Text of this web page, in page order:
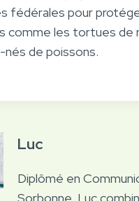
fédérales pour
comme les tortues de
nés de poissons.
Luc
Diplômé en